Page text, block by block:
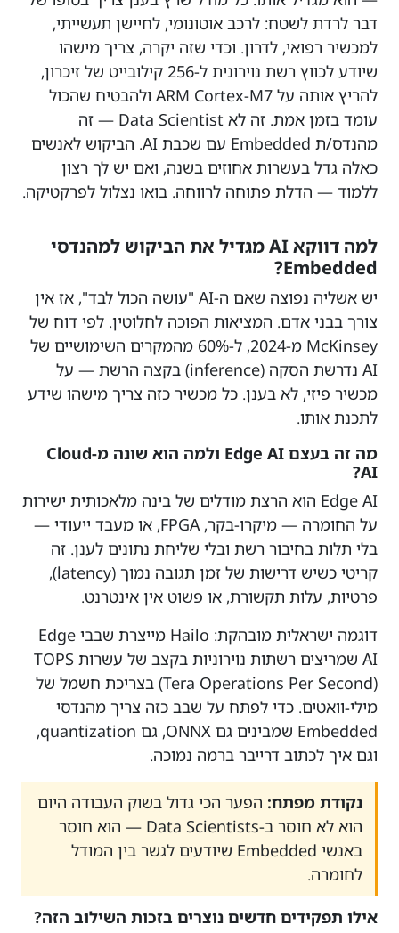
דבר לרדת לשטח: לרכב אוטונומי, לחיישן תעשייתי,
למכשיר רפואי, לדרון. וכדי שזה יקרה, צריך מישהו
שיודע לכווץ רשת נוירונית ל-256 קילובייט של זיכרון,
להריץ אותה על ARM Cortex-M7 ולהבטיח שהכול
עומד בזמן אמת. זה לא Data Scientist — זה
מהנדס/ת Embedded עם שכבת AI. הביקוש לאנשים
כאלה גדל בעשרות אחוזים בשנה, ואם יש לך רצון
ללמוד — הדלת פתוחה לרווחה. בואו נצלול לפרקטיקה.
למה דווקא AI מגדיל את הביקוש למהנדסי
Embedded?
יש אשליה נפוצה שאם ה-AI "עושה הכול לבד", אז אין
צורך בבני אדם. המציאות הפוכה לחלוטין. לפי דוח של
McKinsey מ-2024, ל-60% מהמקרים השימושיים של
AI נדרשת הסקה (inference) בקצה הרשת — על
מכשיר פיזי, לא בענן. כל מכשיר כזה צריך מישהו שידע
לתכנת אותו.
מה זה בעצם Edge AI ולמה הוא שונה מ-Cloud
AI?
Edge AI הוא הרצת מודלים של בינה מלאכותית ישירות
על החומרה — מיקרו-בקר, FPGA, או מעבד ייעודי —
בלי תלות בחיבור רשת ובלי שליחת נתונים לענן. זה
קריטי כשיש דרישות של זמן תגובה נמוך (latency),
פרטיות, עלות תקשורת, או פשוט אין אינטרנט.
דוגמה ישראלית מובהקת: Hailo מייצרת שבבי Edge
AI שמריצים רשתות נוירוניות בקצב של עשרות TOPS
(Tera Operations Per Second) בצריכת חשמל של
מילי-וואטים. כדי לפתח על שבב כזה צריך מהנדסי
Embedded שמבינים גם ONNX, גם quantization,
וגם איך לכתוב דרייבר ברמה נמוכה.
נקודת מפתח: הפער הכי גדול בשוק העבודה היום
הוא לא חוסר ב-Data Scientists — הוא חוסר
באנשי Embedded שיודעים לגשר בין המודל
לחומרה.
אילו תפקידים חדשים נוצרים בזכות השילוב הזה?